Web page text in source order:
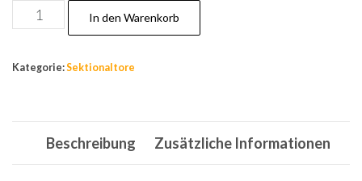
Tor,Garagentor,Sektionaltor,Garagentore,Tore,3040
X
mm,weiß,liniert,Sicke!
In den Warenkorb
Kategorie:Sektionaltore
Beschreibung Zusätzliche Informationen